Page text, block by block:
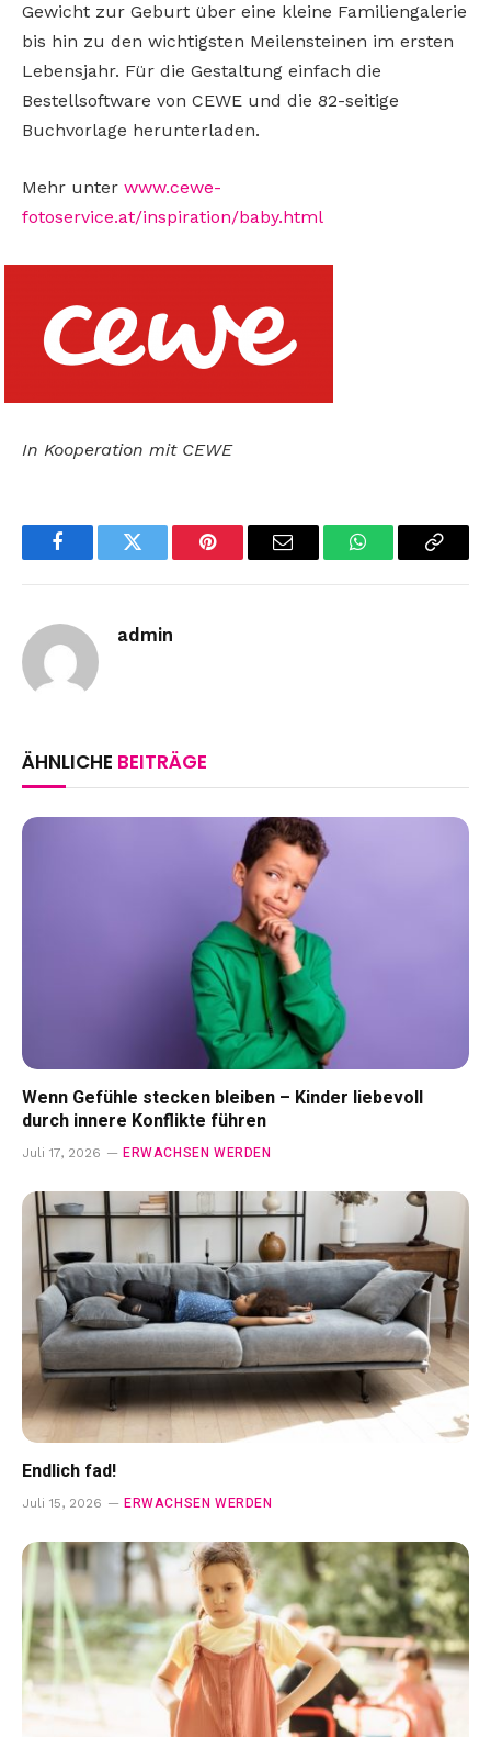
Gewicht zur Geburt über eine kleine Familiengalerie
bis hin zu den wichtigsten Meilensteinen im ersten
Lebensjahr. Für die Gestaltung einfach die
Bestellsoftware von CEWE und die 82-seitige
Buchvorlage herunterladen.
Mehr unter www.cewe-
fotoservice.at/inspiration/baby.html
In Kooperation mit CEWE
FacebookTwitter Pinterest Email WhatsAppCopy
admin
ÄHNLICHE BEITRÄGE
Wenn Gefühle stecken bleiben – Kinder liebevoll
durch innere Konflikte führen
Juli 17, 2026 ERWACHSEN WERDEN
Endlich fad!
Juli 15, 2026 ERWACHSEN WERDEN